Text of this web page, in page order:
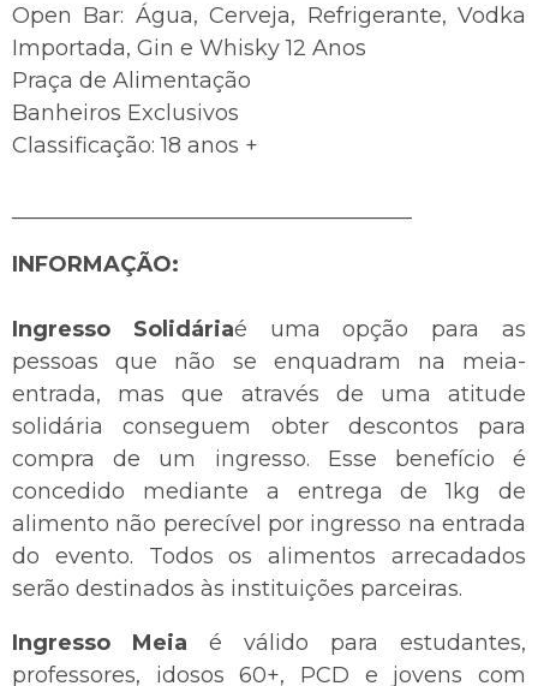
Open Bar: Água, Cerveja, Refrigerante, Vodka
Importada, Gin e Whisky 12 Anos
Praça de Alimentação
Banheiros Exclusivos
Classificação: 18 anos +
INFORMAÇÃO:
Ingresso Solidáriaé uma opção para as
pessoas que não se enquadram na meia-
entrada, mas que através de uma atitude
solidária conseguem obter descontos para
compra de um ingresso. Esse benefício é
concedido mediante a entrega de 1kg de
alimento não perecível por ingresso na entrada
do evento. Todos os alimentos arrecadados
serão destinados às instituições parceiras.
Ingresso Meia é válido para estudantes,
professores, idosos 60+, PCD e jovens com